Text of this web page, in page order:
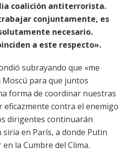
coalición antiterrorista.
conjuntamente, es
necesario.
a este respecto».
subrayando que «me
para que juntos
forma de coordinar nuestras
eficazmente contra el enemigo
dirigentes continuarán
en París, a donde Putin
la Cumbre del Clima.